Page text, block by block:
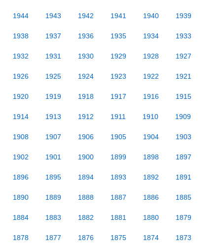
1944 1943 1942 1941 1940 1939
1938 1937 1936 1935 1934 1933
1932 1931 1930 1929 1928 1927
1926 1925 1924 1923 1922 1921
1920 1919 1918 1917 1916 1915
1914 1913 1912 1911 1910 1909
1908 1907 1906 1905 1904 1903
1902 1901 1900 1899 1898 1897
1896 1895 1894 1893 1892 1891
1890 1889 1888 1887 1886 1885
1884 1883 1882 1881 1880 1879
1878 1877 1876 1875 1874 1873